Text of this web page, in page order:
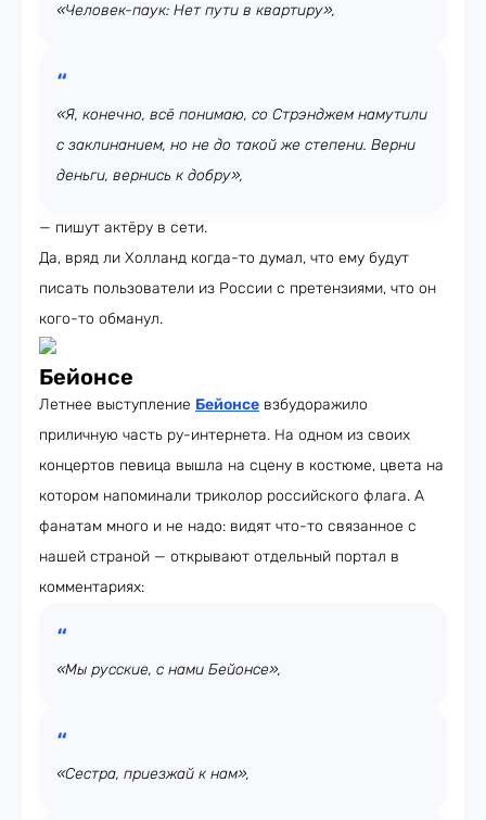
«Человек-паук: Нет пути в квартиру»,
«Я, конечно, всё понимаю, со Стрэнджем намутили
с заклинанием, но не до такой же степени. Верни
деньги, вернись к добру»,
— пишут актёру в сети.
Да, вряд ли Холланд когда-то думал, что ему будут
писать пользователи из России с претензиями, что он
кого-то обманул.
Бейонсе
Летнее выступление Бейонсе взбудоражило
приличную часть ру-интернета. На одном из своих
концертов певица вышла на сцену в костюме, цвета на
котором напоминали триколор российского флага. А
фанатам много и не надо: видят что-то связанное с
нашей страной — открывают отдельный портал в
комментариях:
«Мы русские, с нами Бейонсе»,
«Сестра, приезжай к нам»,